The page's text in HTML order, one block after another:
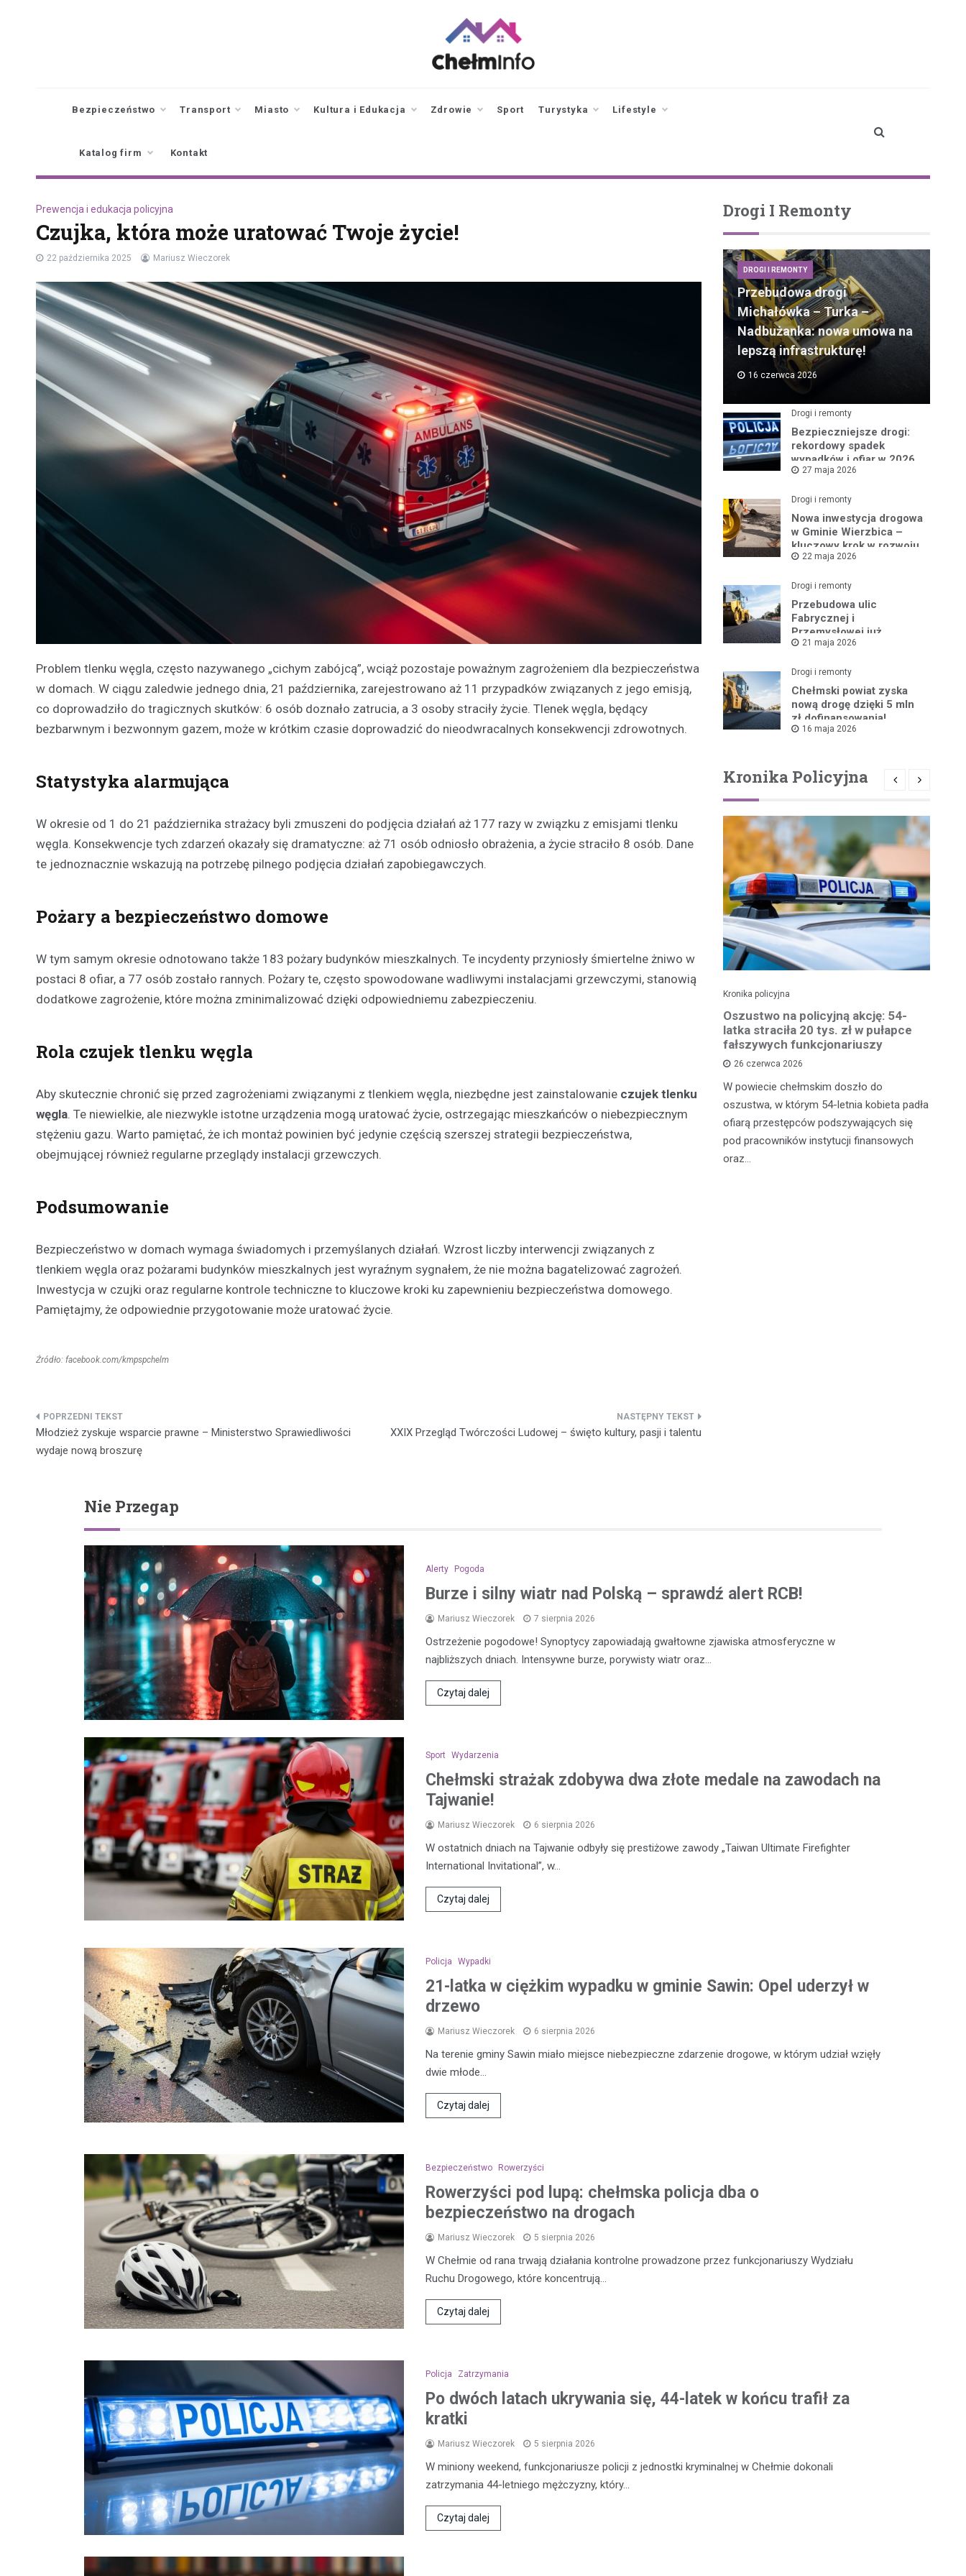
Bezpieczeństwo Transport Miasto Kultura i Edukacja Zdrowie Sport Turystyka Lifestyle
Katalog firm Kontakt
Prewencja i edukacja policyjna
Czujka, która może uratować Twoje życie!
22 października 2025 Mariusz Wieczorek
Problem tlenku węgla, często nazywanego „cichym zabójcą”, wciąż pozostaje poważnym zagrożeniem dla bezpieczeństwa
w domach. W ciągu zaledwie jednego dnia, 21 października, zarejestrowano aż 11 przypadków związanych z jego emisją,
co doprowadziło do tragicznych skutków: 6 osób doznało zatrucia, a 3 osoby straciły życie. Tlenek węgla, będący
bezbarwnym i bezwonnym gazem, może w krótkim czasie doprowadzić do nieodwracalnych konsekwencji zdrowotnych.
Statystyka alarmująca
W okresie od 1 do 21 października strażacy byli zmuszeni do podjęcia działań aż 177 razy w związku z emisjami tlenku
węgla. Konsekwencje tych zdarzeń okazały się dramatyczne: aż 71 osób odniosło obrażenia, a życie straciło 8 osób. Dane
te jednoznacznie wskazują na potrzebę pilnego podjęcia działań zapobiegawczych.
Pożary a bezpieczeństwo domowe
W tym samym okresie odnotowano także 183 pożary budynków mieszkalnych. Te incydenty przyniosły śmiertelne żniwo w
postaci 8 ofiar, a 77 osób zostało rannych. Pożary te, często spowodowane wadliwymi instalacjami grzewczymi, stanowią
dodatkowe zagrożenie, które można zminimalizować dzięki odpowiedniemu zabezpieczeniu.
Rola czujek tlenku węgla
Aby skutecznie chronić się przed zagrożeniami związanymi z tlenkiem węgla, niezbędne jest zainstalowanie czujek tlenku
węgla. Te niewielkie, ale niezwykle istotne urządzenia mogą uratować życie, ostrzegając mieszkańców o niebezpiecznym
stężeniu gazu. Warto pamiętać, że ich montaż powinien być jedynie częścią szerszej strategii bezpieczeństwa,
obejmującej również regularne przeglądy instalacji grzewczych.
Podsumowanie
Bezpieczeństwo w domach wymaga świadomych i przemyślanych działań. Wzrost liczby interwencji związanych z
tlenkiem węgla oraz pożarami budynków mieszkalnych jest wyraźnym sygnałem, że nie można bagatelizować zagrożeń.
Inwestycja w czujki oraz regularne kontrole techniczne to kluczowe kroki ku zapewnieniu bezpieczeństwa domowego.
Pamiętajmy, że odpowiednie przygotowanie może uratować życie.
Źródło: facebook.com/kmpspchelm
Nawigacja
wpisu
Młodzież zyskuje wsparcie prawne – Ministerstwo Sprawiedliwości
wydaje nową broszurę
XXIX Przegląd Twórczości Ludowej – święto kultury, pasji i talentu
Drogi I Remonty
DROGI I REMONTY
Przebudowa drogi
Michałówka – Turka –
Nadbużanka: nowa umowa na
lepszą infrastrukturę!
16 czerwca 2026
Drogi i remonty
Bezpieczniejsze drogi:
rekordowy spadek
wypadków i ofiar w 2026
roku27 maja 2026
Drogi i remonty
Nowa inwestycja drogowa
w Gminie Wierzbica –
kluczowy krok w rozwoju
regionu
22 maja 2026
Drogi i remonty
Przebudowa ulic
Fabrycznej i
Przemysłowej już
ruszyła!
21 maja 2026
Drogi i remonty
Chełmski powiat zyska
nową drogę dzięki 5 mln
zł dofinansowania!
16 maja 2026
Kronika Policyjna
Kronika policyjna
Policja w Chełmie zatrzymała mężczyznę
podejrzanego o groźby skierowane do 15-
letniego chłopca. Zatrzymany 38-latek miał
zastraszać nastolatka, używając
Kronika policyjna
Oszustwo na policyjną akcję: 54-
latka straciła 20 tys. zł w pułapce
fałszywych funkcjonariuszy
26 czerwca 2026
W powiecie chełmskim doszło do
oszustwa, w którym 54-letnia kobieta padła
ofiarą przestępców podszywających się
pod pracowników instytucji finansowych
oraz…
Nie Przegap
Alerty Pogoda
Burze i silny wiatr nad Polską – sprawdź alert RCB!
Mariusz Wieczorek 7 sierpnia 2026
Ostrzeżenie pogodowe! Synoptycy zapowiadają gwałtowne zjawiska atmosferyczne w
najbliższych dniach. Intensywne burze, porywisty wiatr oraz…
Czytaj dalej
Sport Wydarzenia
Chełmski strażak zdobywa dwa złote medale na zawodach na
Tajwanie!
Mariusz Wieczorek 6 sierpnia 2026
W ostatnich dniach na Tajwanie odbyły się prestiżowe zawody „Taiwan Ultimate Firefighter
International Invitational”, w…
Czytaj dalej
Policja Wypadki
21-latka w ciężkim wypadku w gminie Sawin: Opel uderzył w
drzewo
Mariusz Wieczorek 6 sierpnia 2026
Na terenie gminy Sawin miało miejsce niebezpieczne zdarzenie drogowe, w którym udział wzięły
dwie młode…
Czytaj dalej
Bezpieczeństwo Rowerzyści
Rowerzyści pod lupą: chełmska policja dba o
bezpieczeństwo na drogach
Mariusz Wieczorek 5 sierpnia 2026
W Chełmie od rana trwają działania kontrolne prowadzone przez funkcjonariuszy Wydziału
Ruchu Drogowego, które koncentrują…
Czytaj dalej
Policja Zatrzymania
Po dwóch latach ukrywania się, 44-latek w końcu trafił za
kratki
Mariusz Wieczorek 5 sierpnia 2026
W miniony weekend, funkcjonariusze policji z jednostki kryminalnej w Chełmie dokonali
zatrzymania 44-letniego mężczyzny, który…
Czytaj dalej